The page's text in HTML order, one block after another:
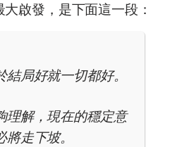
啟發，是下面這一段：
結局好就一切都好。
理解，現在的穩定意
走下坡。